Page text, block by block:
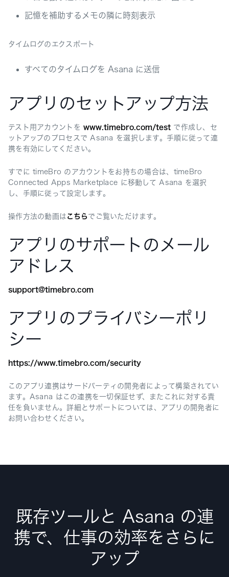
記憶を補助するメモの隣に時刻表示
タイムログのエクスポート
すべてのタイムログを Asana に送信
アプリのセットアップ方法
テスト用アカウントをwww.timebro.com/test で作成し、セ
ットアップのプロセスで Asana を選択します。手順に従って連
携を有効にしてください。
すでに timeBro のアカウントをお持ちの場合は、timeBro
Connected Apps Marketplace に移動して Asana を選択
し、手順に従って設定します。
操作方法の動画は こちら でご覧いただけます。
アプリのサポートのメール
アドレス
support@timebro.com
アプリのプライバシーポリ
シー
https://www.timebro.com/security
このアプリ連携はサードパーティの開発者によって構築されてい
ます。Asana はこの連携を一切保証せず、またこれに対する責
任を負いません。詳細とサポートについては、アプリの開発者に
お問い合わせください。
既存ツールと Asana の連
携で、仕事の効率をさらに
アップ